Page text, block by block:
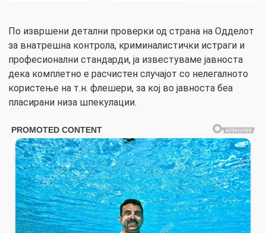
По извршени детални проверки од страна на Одделот
за внатрешна контрола, криминалистички истраги и
професионални стандарди, ја известуваме јавноста
дека комплетно е расчистен случајот со нелегалното
користење на т.н. флешери, за кој во јавноста беа
пласирани низа шпекулации.